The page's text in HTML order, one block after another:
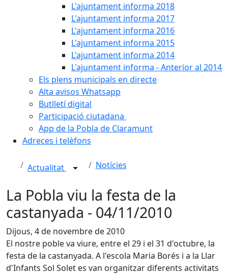
L'ajuntament informa 2018
L'ajuntament informa 2017
L'ajuntament informa 2016
L'ajuntament informa 2015
L'ajuntament informa 2014
L'ajuntament informa - Anterior al 2014
Els plens municipals en directe
Alta avisos Whatsapp
Butlletí digital
Participació ciutadana
App de la Pobla de Claramunt
Adreces i telèfons
Actualitat Notícies
La Pobla viu la festa de la
castanyada - 04/11/2010
Dijous, 4 de novembre de 2010
El nostre poble va viure, entre el 29 i el 31 d'octubre, la
festa de la castanyada. A l'escola Maria Borés i a la Llar
d'Infants Sol Solet es van organitzar diferents activitats